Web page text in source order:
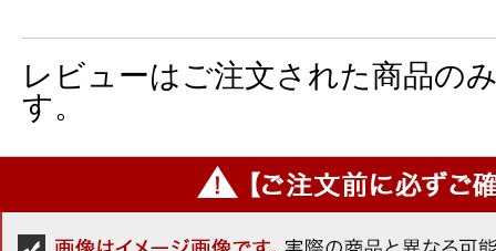
レビューはご注文された商品の
す。